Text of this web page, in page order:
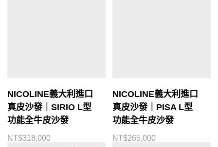
NICOLINE義大利進口
真皮沙發｜SIRIO L型
功能全牛皮沙發
NT$318,000
NICOLINE義大利進口
真皮沙發｜PISA L型
功能全牛皮沙發
NT$265,000